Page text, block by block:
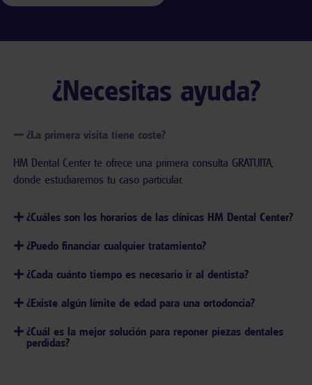
¿Necesitas ayuda?
¿La primera visita tiene coste?
HM Dental Center te ofrece una primera consulta GRATUITA,
donde estudiaremos tu caso particular.
¿Cuáles son los horarios de las clínicas HM Dental Center?
¿Puedo financiar cualquier tratamiento?
¿Cada cuánto tiempo es necesario ir al dentista?
¿Existe algún límite de edad para una ortodoncia?
¿Cuál es la mejor solución para reponer piezas dentales
perdidas?